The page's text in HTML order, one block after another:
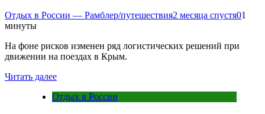
Отдых в России — Рамблер/путешествия2 месяца спустя01
минуты
На фоне рисков изменен ряд логистических решений при
движении на поездах в Крым.
Читать далее
Отдых в России